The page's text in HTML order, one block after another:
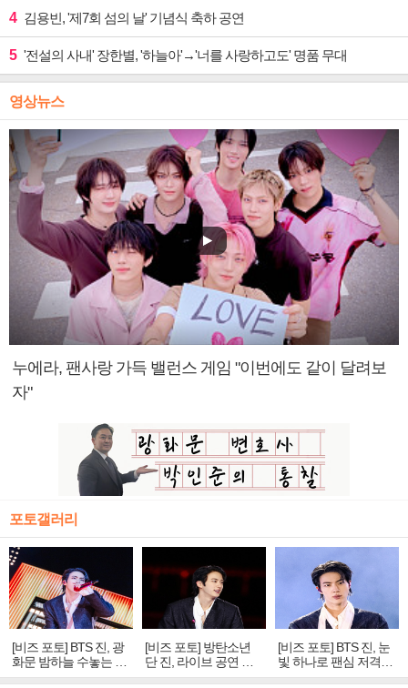
4 김용빈, '제7회 섬의 날' 기념식 축하 공연
5 '전설의 사내' 장한별, '하늘아'→'너를 사랑하고도' 명품 무대
영상뉴스
누에라, 팬사랑 가득 밸런스 게임 "이번에도 같이 달려보
자"
포토갤러리
[비즈 포토] BTS 진, 광
화문 밤하늘 수놓는 '비
주얼 킹'의 열창
[비즈 포토] 방탄소년
단 진, 라이브 공연 중
빛나는 독보적 아우라
[비즈 포토] BTS 진, 눈
빛 하나로 팬심 저격…
독보적 카리스마